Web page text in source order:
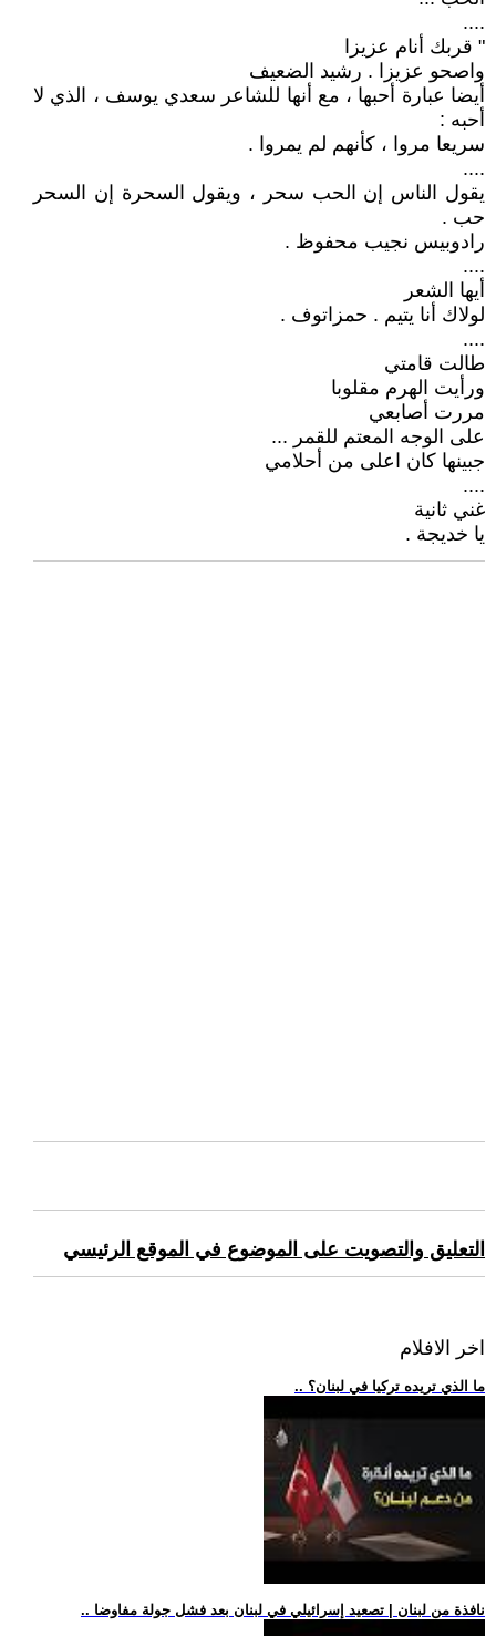
....
" قربك أنام عزيزا
واصحو عزيزا . رشيد الضعيف
أيضا عبارة أحبها ، مع أنها للشاعر سعدي يوسف ، الذي لا
أحبه :
سريعا مروا ، كأنهم لم يمروا .
....
يقول الناس إن الحب سحر ، ويقول السحرة إن السحر
حب .
رادوبيس نجيب محفوظ .
....
أيها الشعر
لولاك أنا يتيم . حمزاتوف .
....
طالت قامتي
ورأيت الهرم مقلوبا
مررت أصابعي
على الوجه المعتم للقمر ...
جبينها كان اعلى من أحلامي
....
غني ثانية
يا خديجة .
التعليق والتصويت على الموضوع في الموقع الرئيسي
اخر الافلام
.. ما الذي تريده تركيا في لبنان؟
.. نافذة من لبنان | تصعيد إسرائيلي في لبنان بعد فشل جولة مفاوضا